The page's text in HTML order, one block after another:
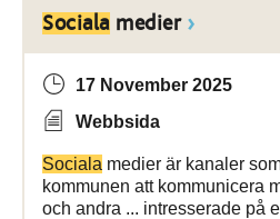
Socialamedier
17 November 2025
Webbsida
Sociala medier är kanaler
kommunen att kommunicera
och andra ... intresserade på